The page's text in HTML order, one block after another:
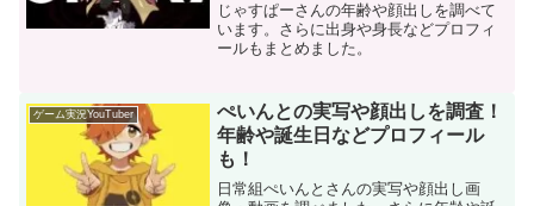
じゃすぱーさんの年齢や顔出しを調べて
います。さらに出身や身長などプロフィ
ールもまとめました。
ゲーム実況YouTuber
ぺいんとの実写や顔出しを調査！
年齢や誕生日などプロフィール
も！
日常組ぺいんとさんの実写や顔出し画